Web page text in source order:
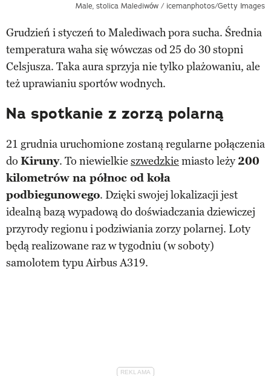
Male, stolica Malediwów / icemanphotos/Getty Images
Grudzień i styczeń to Malediwach pora sucha. Średnia
temperatura waha się wówczas od 25 do 30 stopni
Celsjusza. Taka aura sprzyja nie tylko plażowaniu, ale
też uprawianiu sportów wodnych.
Na spotkanie z zorzą polarną
21 grudnia uruchomione zostaną regularne połączenia
do Kiruny. To niewielkie szwedzkie miasto leży 200
kilometrów na północ od koła
podbiegunowego. Dzięki swojej lokalizacji jest
idealną bazą wypadową do doświadczania dziewiczej
przyrody regionu i podziwiania zorzy polarnej. Loty
będą realizowane raz w tygodniu (w soboty)
samolotem typu Airbus A319.